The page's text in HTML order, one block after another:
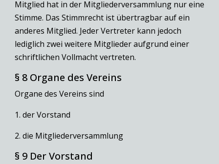
Mitglied hat in der Mitgliederversammlung nur eine
Stimme. Das Stimmrecht ist übertragbar auf ein
anderes Mitglied. Jeder Vertreter kann jedoch
lediglich zwei weitere Mitglieder aufgrund einer
schriftlichen Vollmacht vertreten.
§ 8 Organe des Vereins
Organe des Vereins sind
1. der Vorstand
2. die Mitgliederversammlung
§ 9 Der Vorstand